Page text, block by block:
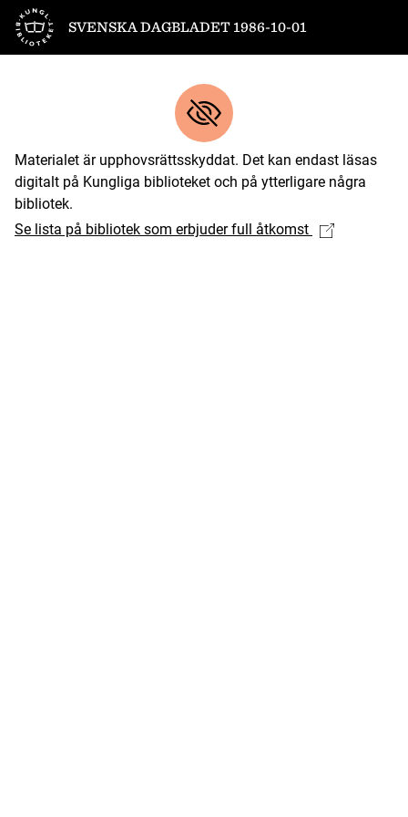
Till startsidan
SVENSKA DAGBLADET 1986-10-01
Materialet är upphovsrättsskyddat. Det kan endast läsas
digitalt på Kungliga biblioteket och på ytterligare några
bibliotek.
Se lista på bibliotek som erbjuder full åtkomst